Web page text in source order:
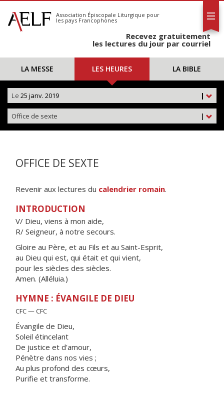
S'abonner
Calendrier
Association Épiscopale Liturgique pour
les pays Francophones
Recevez gratuitement
les lectures du jour par courriel
LA MESSE LES HEURES LA BIBLE
|
Le 25 janv. 2019
|
Office de sexte
OFFICE DE SEXTE
Revenir aux lectures du calendrier romain.
INTRODUCTION
V/ Dieu, viens à mon aide,
R/ Seigneur, à notre secours.
Gloire au Père, et au Fils et au Saint-Esprit,
au Dieu qui est, qui était et qui vient,
pour les siècles des siècles.
Amen. (Alléluia.)
HYMNE : ÉVANGILE DE DIEU
CFC — CFC
Évangile de Dieu,
Soleil étincelant
De justice et d'amour,
Pénètre dans nos vies ;
Au plus profond des cœurs,
Purifie et transforme.